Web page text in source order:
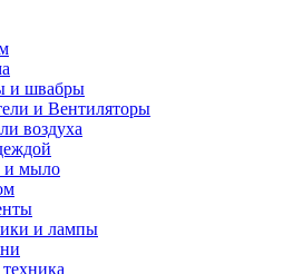
и швабры
и Вентиляторы
воздуха
и мыло
и лампы